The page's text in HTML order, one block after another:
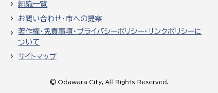
組織一覧
お問い合わせ・市への提案
著作権・免責事項・プライバシーポリシー・リンクポリシーに
ついて
サイトマップ
© Odawara City, All Rights Reserved.